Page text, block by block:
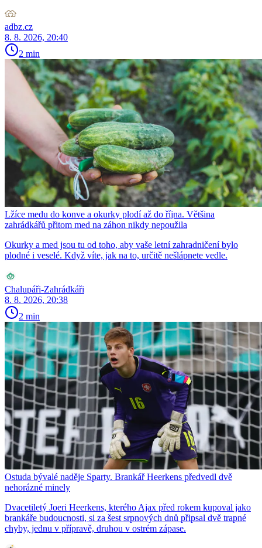
adbz.cz
8. 8. 2026, 20:40
2 min
Lžíce medu do konve a okurky plodí až do října. Většina
zahrádkářů přitom med na záhon nikdy nepoužila
Okurky a med jsou tu od toho, aby vaše letní zahradničení bylo
plodné i veselé. Když víte, jak na to, určitě nešlápnete vedle.
Chalupáři-Zahrádkáři
8. 8. 2026, 20:38
2 min
Ostuda bývalé naděje Sparty. Brankář Heerkens předvedl dvě
nehorázné minely
Dvacetiletý Joeri Heerkens, kterého Ajax před rokem kupoval jako
brankáře budoucnosti, si za šest srpnových dnů připsal dvě trapné
chyby, jednu v přípravě, druhou v ostrém zápase.